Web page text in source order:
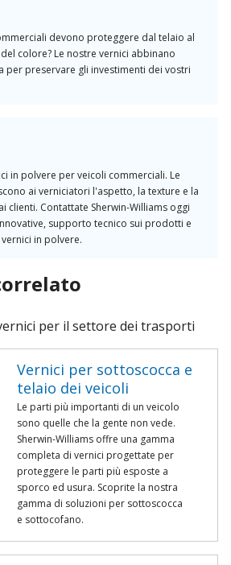
devono proteggere dal telaio al
colore? Le nostre vernici abbinano
per preservare gli investimenti dei vostri
in polvere per veicoli commerciali. Le
ai verniciatori l'aspetto, la texture e la
clienti. Contattate Sherwin-Williams oggi
supporto tecnico sui prodotti e
in polvere.
per il settore dei trasporti
Vernici per sottoscocca e
telaio dei veicoli
Le parti più importanti di un veicolo
sono quelle che la gente non vede.
Sherwin-Williams offre una gamma
completa di vernici progettate per
proteggere le parti più esposte a
sporco ed usura. Scoprite la nostra
gamma di soluzioni per sottoscocca
e sottocofano.